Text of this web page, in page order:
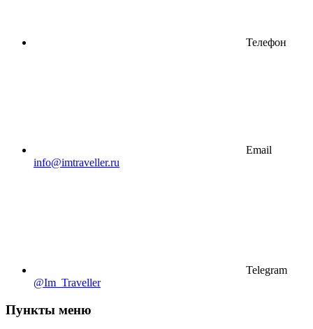
Телефон
Email
info@imtraveller.ru
Telegram
@Im_Traveller
Пункты меню